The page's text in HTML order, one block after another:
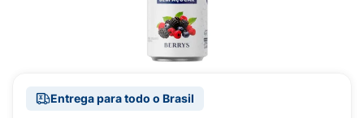
Entrega para todo o Brasil